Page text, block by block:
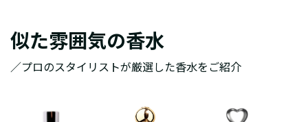
似た雰囲気の香水
／プロのスタイリストが厳選した香水をご紹介